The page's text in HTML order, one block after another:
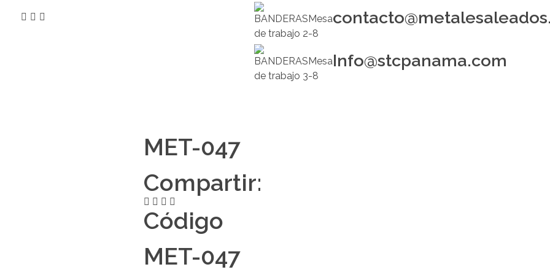
Info@stcpanama.com
MET-047
Compartir:
Código
MET-047